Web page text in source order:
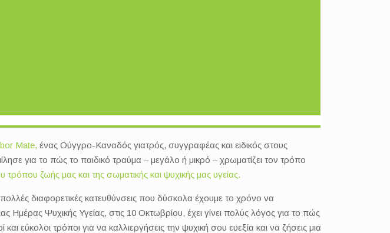
Mate, ένας Ούγγρο-Καναδός γιατρός, συγγραφέας και ειδικός στους
για το πώς το παιδικό τραύμα – μεγάλο ή μικρό – χρωματίζει τον τρόπο
ζωής μας και της σωματικής και ψυχικής μας υγείας.
διαφορετικές κατευθύνσεις που δύσκολα έχουμε το χρόνο να
Ημέρας Ψυχικής Υγείας, στις 10 Οκτωβρίου, έχει γίνει πολύς λόγος για το πώς
εύκολοι τρόποι για να καλλιεργήσεις την ψυχική σου ευεξία και να ζήσεις μια